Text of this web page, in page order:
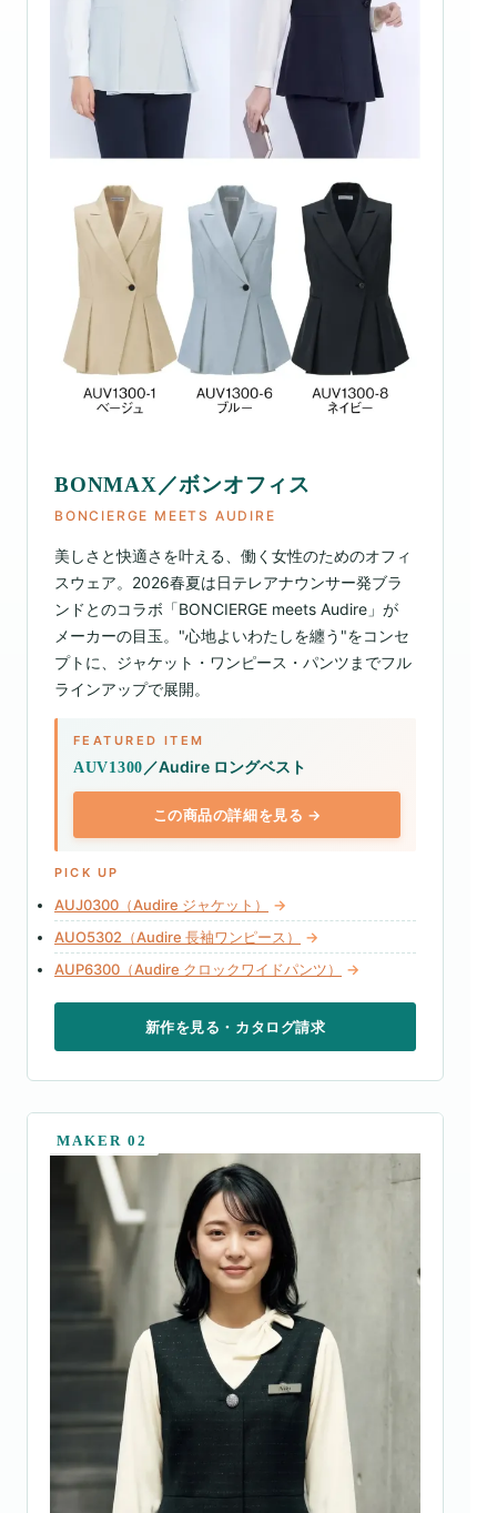
BONMAX／ボンオフィス
BONCIERGE MEETS AUDIRE
美しさと快適さを叶える、働く女性のためのオフィ
スウェア。2026春夏は日テレアナウンサー発ブラ
ンドとのコラボ「BONCIERGE meets Audire」が
メーカーの目玉。"心地よいわたしを纏う"をコンセ
プトに、ジャケット・ワンピース・パンツまでフル
ラインアップで展開。
FEATURED ITEM
AUV1300 ／Audire ロングベスト
この商品の詳細を見る →
PICK UP
AUJ0300（Audire ジャケット）
→
AUO5302（Audire 長袖ワンピース）
→
AUP6300（Audire クロックワイドパンツ）
→
新作を見る・カタログ請求
MAKER 02